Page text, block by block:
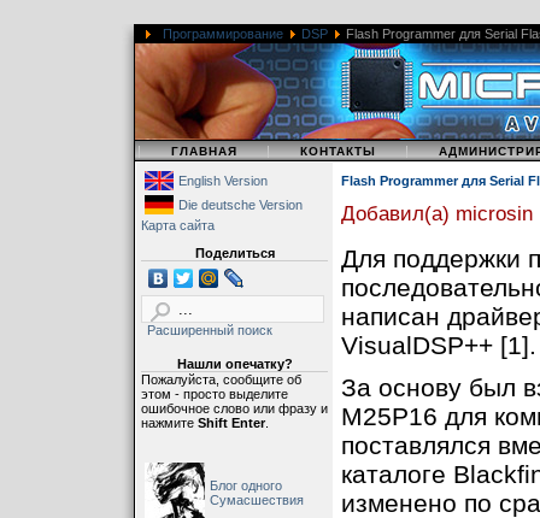
Программирование DSP Flash Programmer для Serial
| ГЛАВНАЯ | КОНТАКТЫ |
English Version
Die deutsche Version
Карта сайта
Поделиться
Расширенный поиск
Нашли опечатку?
Пожалуйста, сообщите об
этом - просто выделите
ошибочное слово или фразу и
нажмите Shift Enter.
Блог одного
Сумасшествия
Flash Programmer для Serial
Добавил(а) microsin
Для поддержки
написан
VisualDSP++ [1].
За основу был
M25P16 для
поставлялся
каталоге
изменено по